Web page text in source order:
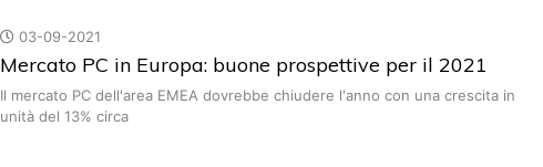
03-09-2021
Mercato PC in Europa: buone prospettive per il 2021
Il mercato PC dell'area EMEA dovrebbe chiudere l'anno con una crescita in
unità del 13% circa